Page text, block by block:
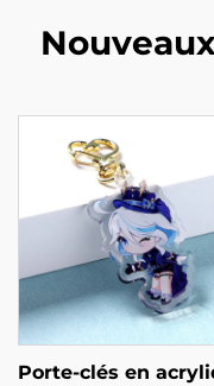
Porte-clés en